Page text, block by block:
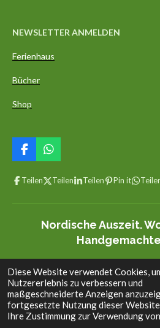
Diese Website verwendet Cookies,
Nutzererlebnis zu verbessern und
maßgeschneiderte Anzeigen
fortgesetzte Nutzung dieser
Ihre Zustimmung zur Verwendung
NEWSLETTER ANMELDEN
Ferienhaus
Bücher
Shop
F
a
c
e
W
h
a
t
p
p
Teilen Teilen Teilen Pin it
Nordische Auszeit.
© 2022 - 2026 aedelgroen.com